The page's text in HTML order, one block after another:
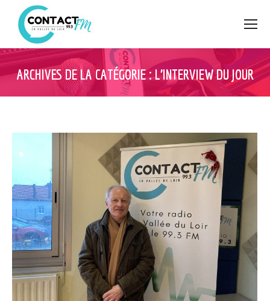
ARCHIVES DE LA CATÉGORIE :L’INTERVIEW DU JOUR